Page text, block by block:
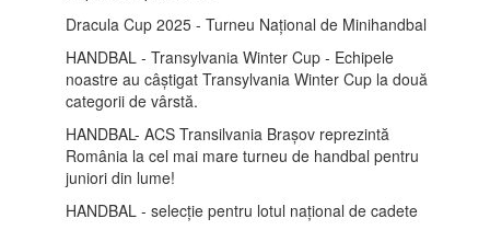
Dracula Cup 2025 - Turneu Național de Minihandbal
HANDBAL - Transylvania Winter Cup - Echipele
noastre au câștigat Transylvania Winter Cup la două
categorii de vârstă.
HANDBAL- ACS Transilvania Brașov reprezintă
România la cel mai mare turneu de handbal pentru
juniori din lume!
HANDBAL - selecție pentru lotul național de cadete